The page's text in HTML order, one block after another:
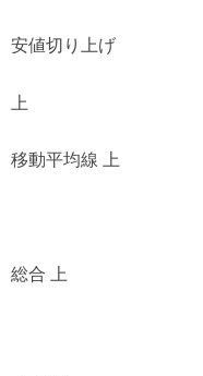
安値切り上げ
上
移動平均線 上
総合 上